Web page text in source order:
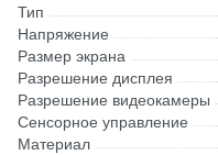
Тип
Напряжение
Размер экрана
Разрешение дисплея
Разрешение видеокамеры
Сенсорное управление
Материал